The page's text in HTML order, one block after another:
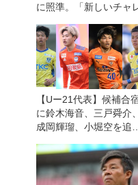
に照準。「新しいチャ
【Uー21代表】候補合
に鈴木海音、三戸舜介、
成岡輝瑠、小堀空を追加
ため不参加に